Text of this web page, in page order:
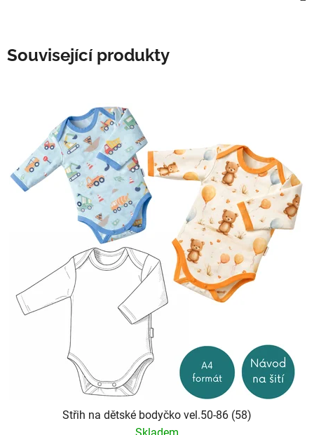
Související produkty
Střih na dětské bodyčko vel.50-86 (58)
Skladem